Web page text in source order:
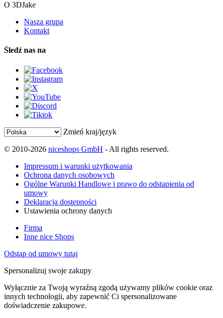
O 3DJake
Nasza grupa
Kontakt
Śledź nas na
Zmień kraj/język
© 2010-2026 niceshops GmbH - All rights reserved.
Impressum i warunki użytkowania
Ochrona danych osobowych
Ogólne Warunki Handlowe i prawo do odstąpienia od
umowy
Deklaracja dostępności
Ustawienia ochrony danych
Firma
Inne nice Shops
Odstąp od umowy tutaj
Spersonalizuj swoje zakupy
Wyłącznie za Twoją wyraźną zgodą używamy plików cookie oraz
innych technologii, aby zapewnić Ci spersonalizowane
doświadczenie zakupowe.